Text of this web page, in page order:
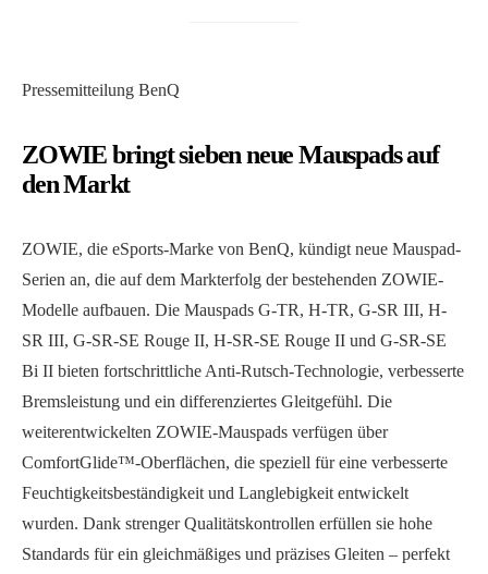
Pressemitteilung BenQ
ZOWIE bringt sieben neue Mauspads auf
den Markt
ZOWIE, die eSports-Marke von BenQ, kündigt neue Mauspad-
Serien an, die auf dem Markterfolg der bestehenden ZOWIE-
Modelle aufbauen. Die Mauspads G-TR, H-TR, G-SR III, H-
SR III, G-SR-SE Rouge II, H-SR-SE Rouge II und G-SR-SE
Bi II bieten fortschrittliche Anti-Rutsch-Technologie, verbesserte
Bremsleistung und ein differenziertes Gleitgefühl. Die
weiterentwickelten ZOWIE-Mauspads verfügen über
ComfortGlide™-Oberflächen, die speziell für eine verbesserte
Feuchtigkeitsbeständigkeit und Langlebigkeit entwickelt
wurden. Dank strenger Qualitätskontrollen erfüllen sie hohe
Standards für ein gleichmäßiges und präzises Gleiten – perfekt